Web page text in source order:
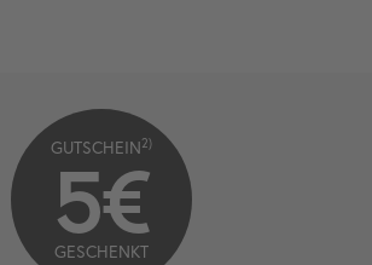
GUTSCHEIN2)
5€
GESCHENKT